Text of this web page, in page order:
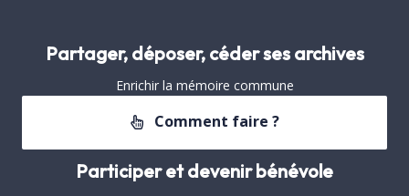
Partager, déposer, céder ses archives
Enrichir la mémoire commune
Comment faire ?
Participer et devenir bénévole